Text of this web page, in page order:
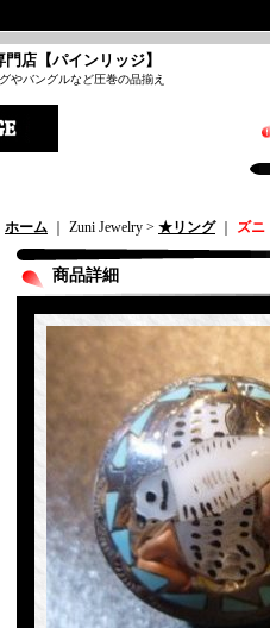
店【パインリッジ】
やバングルなど圧巻の品揃え
ホーム ｜ Zuni Jewelry > ★リング｜ ズ
商品詳細